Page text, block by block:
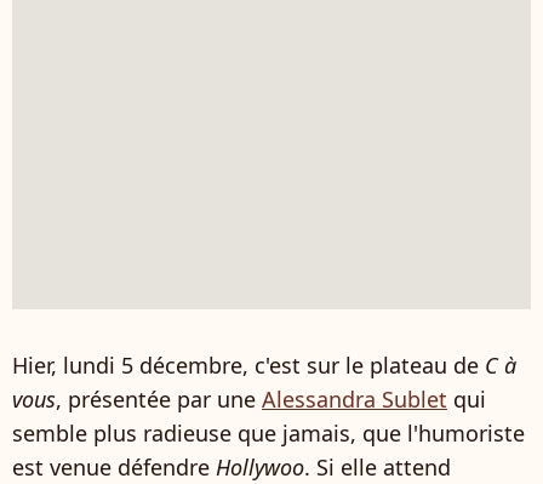
Hier, lundi 5 décembre, c'est sur le plateau de C à
vous, présentée par une Alessandra Sublet qui
semble plus radieuse que jamais, que l'humoriste
est venue défendre Hollywoo. Si elle attend